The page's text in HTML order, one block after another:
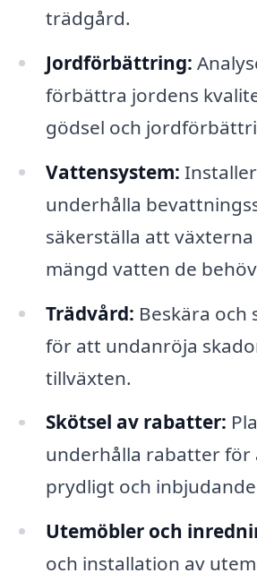
trädgård.
Jordförbättring:
förbättra jordens
gödsel och
Vattensystem:
underhålla
säkerställa att
mängd vatten de
Trädvård: Beskära och
för att undanröja
tillväxten.
Skötsel av rabatter:
underhålla rabatter för
prydligt och
Utemöbler och
och installation av